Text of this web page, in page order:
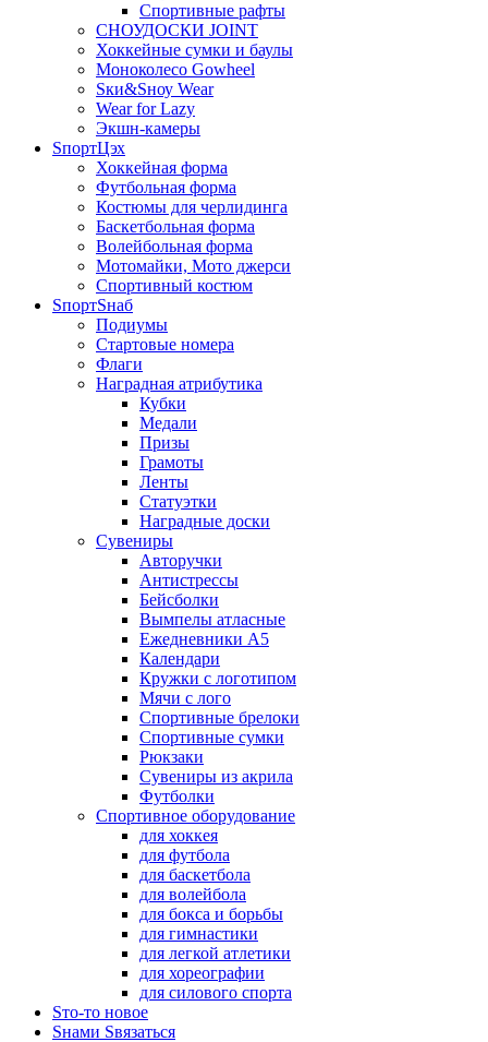
Спортивные рафты
СНОУДОСКИ JOINT
Хоккейные сумки и баулы
Моноколесо Gowheel
Sки&Sноу Wear
Wear for Lazy
Экшн-камеры
SпортЦэх
Хоккейная форма
Футбольная форма
Костюмы для черлидинга
Баскетбольная форма
Волейбольная форма
Мотомайки, Мото джерси
Спортивный костюм
SпортSнаб
Подиумы
Стартовые номера
Флаги
Наградная атрибутика
Кубки
Медали
Призы
Грамоты
Ленты
Статуэтки
Наградные доски
Сувениры
Авторучки
Антистрессы
Бейсболки
Вымпелы атласные
Ежедневники А5
Календари
Кружки с логотипом
Мячи с лого
Спортивные брелоки
Спортивные сумки
Рюкзаки
Сувениры из акрила
Футболки
Спортивное оборудование
для хоккея
для футбола
для баскетбола
для волейбола
для бокса и борьбы
для гимнастики
для легкой атлетики
для хореографии
для силового спорта
Sто-то новое
Sнами Sвязаться